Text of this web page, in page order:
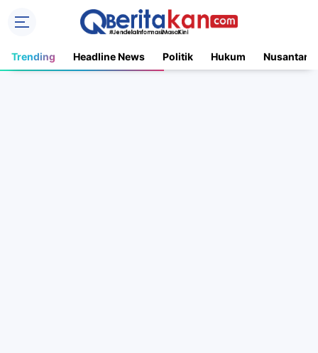
Trending Headline News Politik Hukum Nusantara